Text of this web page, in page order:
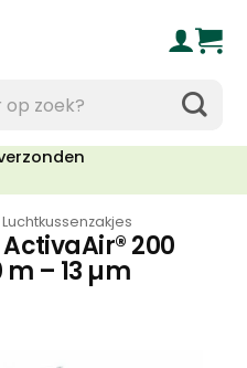
Luchtkussenzakjes
200
m – 13 µm